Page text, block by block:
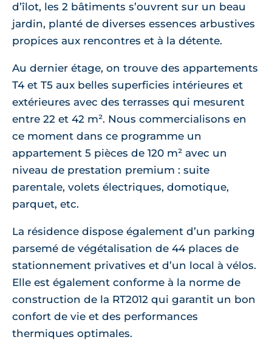
d’îlot, les 2 bâtiments s’ouvrent sur un beau
jardin, planté de diverses essences arbustives
propices aux rencontres et à la détente.
Au dernier étage, on trouve des appartements
T4 et T5 aux belles superficies intérieures et
extérieures avec des terrasses qui mesurent
entre 22 et 42 m². Nous commercialisons en
ce moment dans ce programme un
appartement 5 pièces de 120 m² avec un
niveau de prestation premium : suite
parentale, volets électriques, domotique,
parquet, etc.
La résidence dispose également d’un parking
parsemé de végétalisation de 44 places de
stationnement privatives et d’un local à vélos.
Elle est également conforme à la norme de
construction de la RT2012 qui garantit un bon
confort de vie et des performances
thermiques optimales.